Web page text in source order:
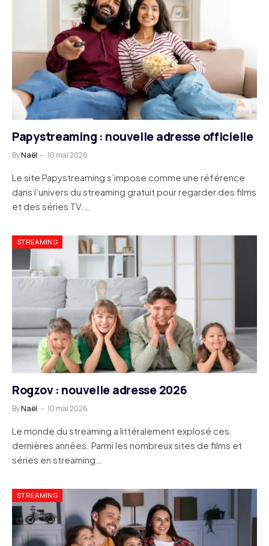
Papystreaming : nouvelle adresse officielle
ByNaël 10 mai 2026
Le site Papystreaming s’impose comme une référence
dans l’univers du streaming gratuit pour regarder des films
et des séries TV.…
STREAMING
Rogzov : nouvelle adresse 2026
ByNaël 10 mai 2026
Le monde du streaming a littéralement explosé ces
dernières années. Parmi les nombreux sites de films et
séries en streaming…
STREAMING